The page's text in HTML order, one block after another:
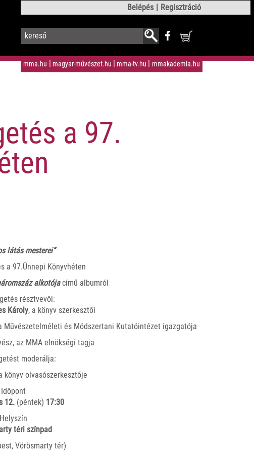
Belépés Regisztráció
mma.hu magyar-művészet.hu mma-tv.hu mmakademia.hu
a 97.
látás mesterei”
a 97.Ünnepi Könyvhéten
alkotójacímű albumról
résztvevői:
Károly, a könyv szerkesztői
Művészetelméleti és Módszertani Kutatóintézet igazgatója
az MMA elnökségi tagja
moderálja:
könyv olvasószerkesztője
Időpont
12.(péntek) 17:30
Helyszín
téri színpad
Vörösmarty tér)